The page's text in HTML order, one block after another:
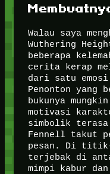
Walau saya
Wuthering
beberapa
cerita kerap
dari satu
Penonton yang
bukunya
motivasi
simbolik terasa
Fennell takut
pesan. Di
terjebak di
mimpi kabur